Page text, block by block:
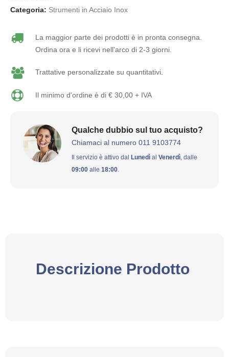
Categoria: Strumenti in Acciaio Inox
La maggior parte dei prodotti è in pronta consegna.
Ordina ora e li ricevi nell'arco di 2-3 giorni.
Trattative personalizzate su quantitativi.
Il minimo d'ordine è di € 30,00 + IVA
Qualche dubbio sul tuo acquisto?
Chiamaci al numero 011 9103774
Il servizio è attivo dal Lunedì al Venerdì, dalle
09:00 alle 18:00.
Descrizione Prodotto